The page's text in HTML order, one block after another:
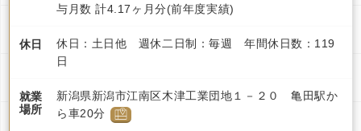
与月数 計4.17ヶ月分(前年度実績)
休日
休日：土日他 週休二日制：毎週 年間休日数：119
日
就業
場所
新潟県新潟市江南区木津工業団地１－２０ 亀田駅か
ら車20分